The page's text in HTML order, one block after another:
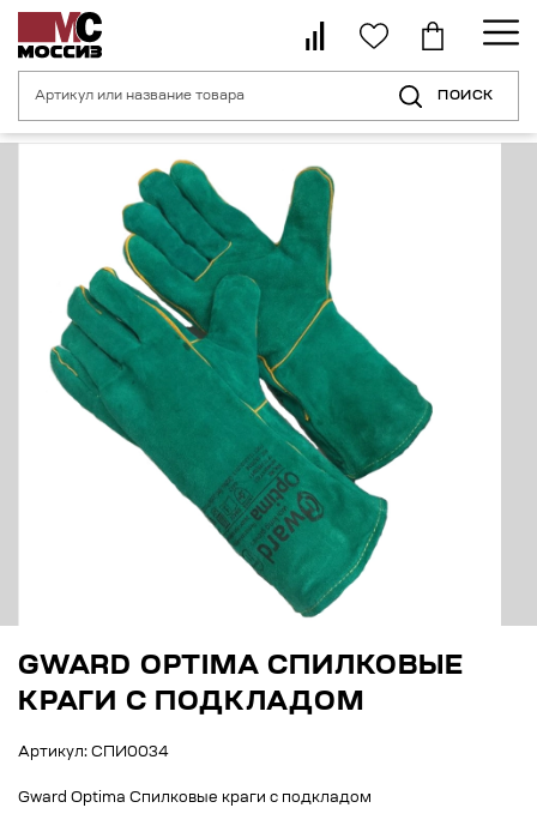
ПОИСК
Главная страница Средства индивидуальной защиты рук
GWARD OPTIMA СПИЛКОВЫЕ
КРАГИ С ПОДКЛАДОМ
Артикул: СПИ0034
Gward Optima Спилковые краги с подкладом